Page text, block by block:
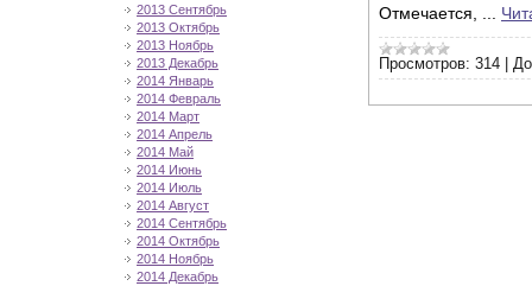
2013 Сентябрь
2013 Октябрь
2013 Ноябрь
2013 Декабрь
2014 Январь
2014 Февраль
2014 Март
2014 Апрель
2014 Май
2014 Июнь
2014 Июль
2014 Август
2014 Сентябрь
2014 Октябрь
2014 Ноябрь
2014 Декабрь
Отмечается,
Просмотров: 314